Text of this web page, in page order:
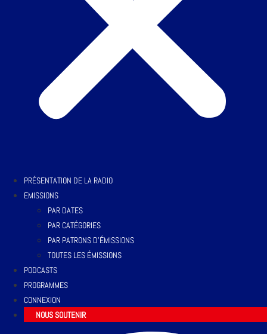
PRÉSENTATION DE LA RADIO
EMISSIONS
PAR DATES
PAR CATÉGORIES
PAR PATRONS D’ÉMISSIONS
TOUTES LES ÉMISSIONS
PODCASTS
PROGRAMMES
CONNEXION
NOUS SOUTENIR